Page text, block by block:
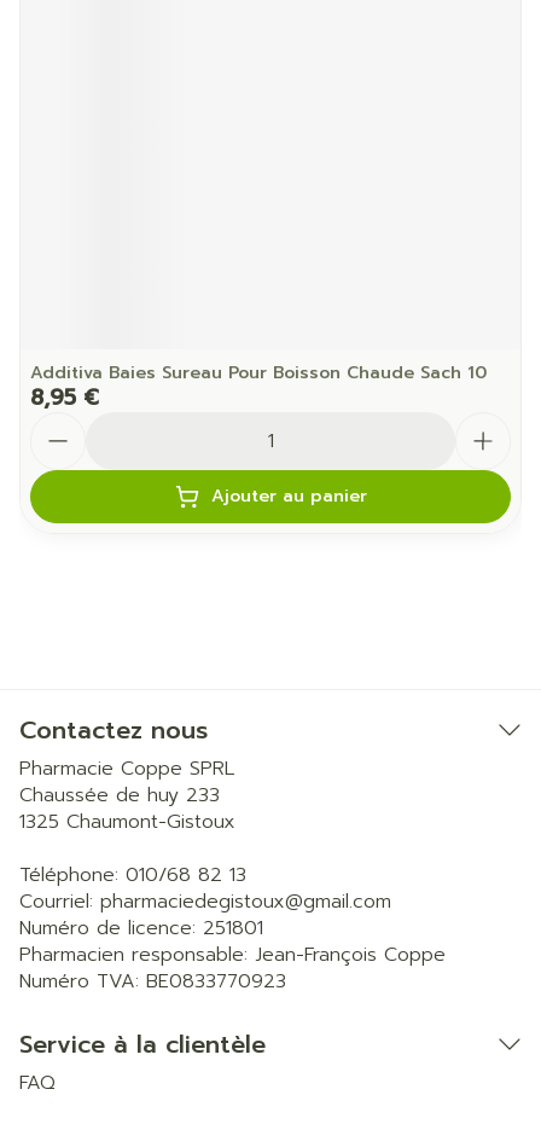
Additiva Baies Sureau Pour Boisson Chaude Sach 10
8,95 €
Ajouter au panier
Contactez nous
Pharmacie Coppe SPRL
Chaussée de huy 233
1325 Chaumont-Gistoux
Téléphone: 010/68 82 13
Courriel: pharmaciedegistoux@gmail.com
Numéro de licence: 251801
Pharmacien responsable: Jean-François Coppe
Numéro TVA: BE0833770923
Service à la clientèle
FAQ